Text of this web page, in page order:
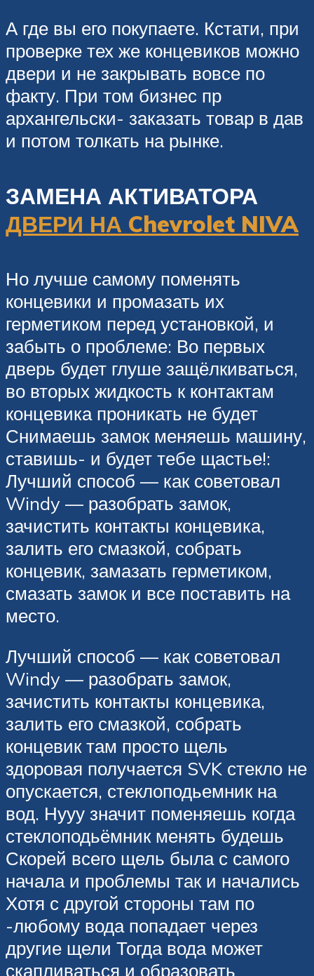
А где вы его покупаете. Кстати, при
проверке тех же концевиков можно
двери и не закрывать вовсе по
факту. При том бизнес пр
архангельски- заказать товар в дав
и потом толкать на рынке.
ЗАМЕНА АКТИВАТОРА
ДВЕРИ НА Chevrolet NIVA
Но лучше самому поменять
концевики и промазать их
герметиком перед установкой, и
забыть о проблеме: Во первых
дверь будет глуше защёлкиваться,
во вторых жидкость к контактам
концевика проникать не будет
Снимаешь замок меняешь машину,
ставишь- и будет тебе щастье!:
Лучший способ — как советовал
Windy — разобрать замок,
зачистить контакты концевика,
залить его смазкой, собрать
концевик, замазать герметиком,
смазать замок и все поставить на
место.
Лучший способ — как советовал
Windy — разобрать замок,
зачистить контакты концевика,
залить его смазкой, собрать
концевик там просто щель
здоровая получается SVK стекло не
опускается, стеклоподьемник на
вод. Нууу значит поменяешь когда
стеклоподьёмник менять будешь
Скорей всего щель была с самого
начала и проблемы так и начались
Хотя с другой стороны там по
-любому вода попадает через
другие щели Тогда вода может
скапливаться и образовать